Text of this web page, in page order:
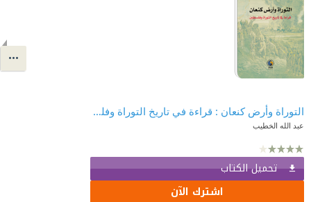
التوراة وأرض كنعان : قراءة في تاريخ التوراة وفلسطين
عبد الله الخطيب
تحميل الكتاب
اشترك الآن